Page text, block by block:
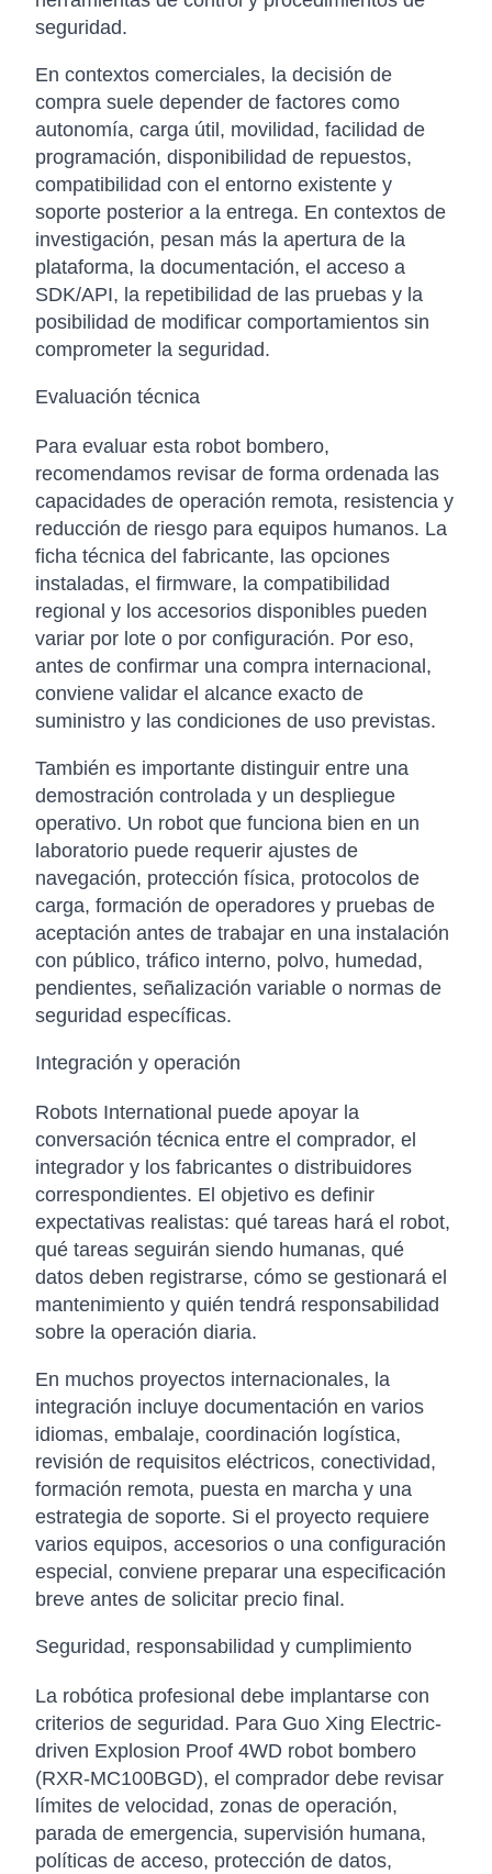
seguridad.
En contextos comerciales, la decisión de
compra suele depender de factores como
autonomía, carga útil, movilidad, facilidad de
programación, disponibilidad de repuestos,
compatibilidad con el entorno existente y
soporte posterior a la entrega. En contextos de
investigación, pesan más la apertura de la
plataforma, la documentación, el acceso a
SDK/API, la repetibilidad de las pruebas y la
posibilidad de modificar comportamientos sin
comprometer la seguridad.
Evaluación técnica
Para evaluar esta robot bombero,
recomendamos revisar de forma ordenada las
capacidades de operación remota, resistencia y
reducción de riesgo para equipos humanos. La
ficha técnica del fabricante, las opciones
instaladas, el firmware, la compatibilidad
regional y los accesorios disponibles pueden
variar por lote o por configuración. Por eso,
antes de confirmar una compra internacional,
conviene validar el alcance exacto de
suministro y las condiciones de uso previstas.
También es importante distinguir entre una
demostración controlada y un despliegue
operativo. Un robot que funciona bien en un
laboratorio puede requerir ajustes de
navegación, protección física, protocolos de
carga, formación de operadores y pruebas de
aceptación antes de trabajar en una instalación
con público, tráfico interno, polvo, humedad,
pendientes, señalización variable o normas de
seguridad específicas.
Integración y operación
Robots International puede apoyar la
conversación técnica entre el comprador, el
integrador y los fabricantes o distribuidores
correspondientes. El objetivo es definir
expectativas realistas: qué tareas hará el robot,
qué tareas seguirán siendo humanas, qué
datos deben registrarse, cómo se gestionará el
mantenimiento y quién tendrá responsabilidad
sobre la operación diaria.
En muchos proyectos internacionales, la
integración incluye documentación en varios
idiomas, embalaje, coordinación logística,
revisión de requisitos eléctricos, conectividad,
formación remota, puesta en marcha y una
estrategia de soporte. Si el proyecto requiere
varios equipos, accesorios o una configuración
especial, conviene preparar una especificación
breve antes de solicitar precio final.
Seguridad, responsabilidad y cumplimiento
La robótica profesional debe implantarse con
criterios de seguridad. Para Guo Xing Electric-
driven Explosion Proof 4WD robot bombero
(RXR-MC100BGD), el comprador debe revisar
límites de velocidad, zonas de operación,
parada de emergencia, supervisión humana,
políticas de acceso, protección de datos,